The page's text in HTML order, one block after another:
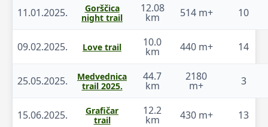
11.01.2025.
Gorščica
night trail
12.08
km 514 m+ 10
09.02.2025. Love trail 10.0
km 440 m+ 14
25.05.2025.
Medvednica
trail 2025.
44.7
km
2180
m+ 3
15.06.2025.
Grafičar
trail
12.2
km 430 m+ 13